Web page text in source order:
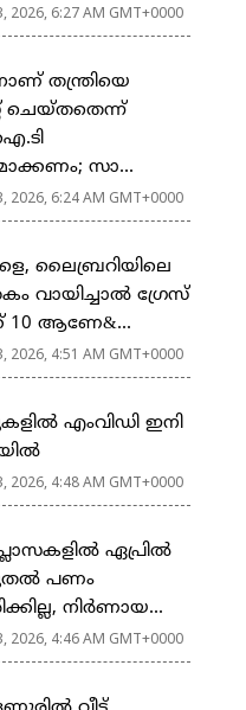
2026, 6:27 AM GMT+0000
തന്ത്രിയെ
ചെയ്തതെന്ന്
സാ...
2026, 6:24 AM GMT+0000
ലൈബ്രറിയിലെ
വായിച്ചാല്‍ ഗ്രേസ്
10 ആണേ&...
2026, 4:51 AM GMT+0000
എംവിഡി ഇനി
2026, 4:48 AM GMT+0000
ഏപ്രില്‍
പണം
നിര്‍ണായ...
2026, 4:46 AM GMT+0000